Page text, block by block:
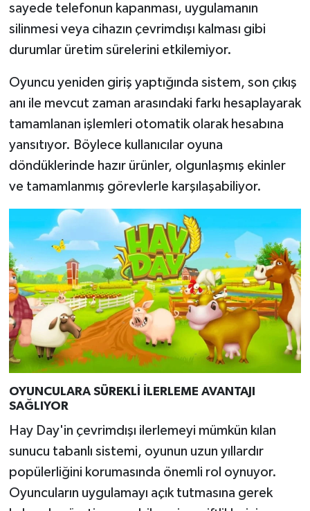
sayede telefonun kapanması, uygulamanın
silinmesi veya cihazın çevrimdışı kalması gibi
durumlar üretim sürelerini etkilemiyor.
Oyuncu yeniden giriş yaptığında sistem, son çıkış
anı ile mevcut zaman arasındaki farkı hesaplayarak
tamamlanan işlemleri otomatik olarak hesabına
yansıtıyor. Böylece kullanıcılar oyuna
döndüklerinde hazır ürünler, olgunlaşmış ekinler
ve tamamlanmış görevlerle karşılaşabiliyor.
OYUNCULARA SÜREKLİ İLERLEME AVANTAJI
SAĞLIYOR
Hay Day'in çevrimdışı ilerlemeyi mümkün kılan
sunucu tabanlı sistemi, oyunun uzun yıllardır
popülerliğini korumasında önemli rol oynuyor.
Oyuncuların uygulamayı açık tutmasına gerek